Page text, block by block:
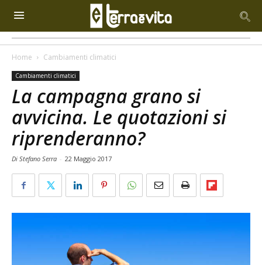
Home Cambiamenti climatici
Cambiamenti climatici
La campagna grano si
avvicina. Le quotazioni si
riprenderanno?
Di Stefano Serra - 22 Maggio 2017